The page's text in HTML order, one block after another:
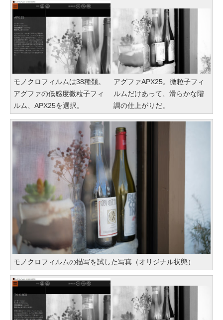
モノクロフィルムは38種類。
アグファの低感度微粒子フィ
ルム、APX25を選択。
アグファAPX25。微粒子フィ
ルムだけあって、滑らかな階
調の仕上がりだ。
モノクロフィルムの描写を試した写真（オリジナル状態）